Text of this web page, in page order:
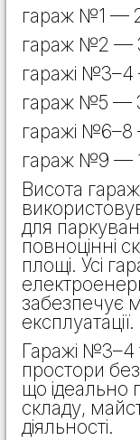
гараж №1 —
гараж №2 —
гаражі №3–4
гараж №5 —
гаражі №6–8
гараж №9 —
Висота
для
повноцінні
площі. Усі
забезпечує
експлуатації.
Гаражі №3–4
простори
що ідеально
складу,
діяльності.